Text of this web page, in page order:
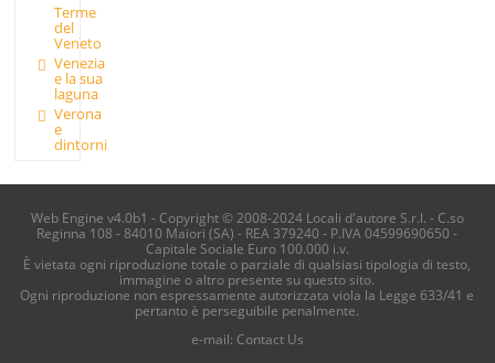
Terme
del
Veneto
Venezia
e la sua
laguna
Verona
e
dintorni
Web Engine v4.0b1 - Copyright © 2008-2024 Locali d'autore S.r.l. - C.so
Reginna 108 - 84010 Maiori (SA) - REA 379240 - P.IVA 04599690650 -
Capitale Sociale Euro 100.000 i.v.
È vietata ogni riproduzione totale o parziale di qualsiasi tipologia di testo,
immagine o altro presente su questo sito.
Ogni riproduzione non espressamente autorizzata viola la Legge 633/41 e
pertanto è perseguibile penalmente.
e-mail: Contact Us